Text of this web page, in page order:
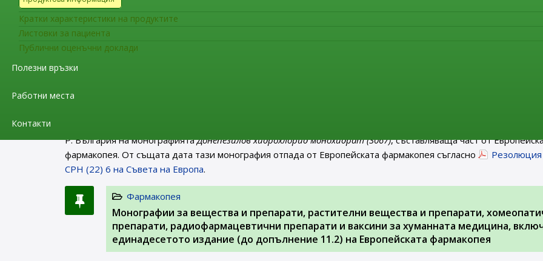
Кратки характеристики на продуктите
Листовки за пациента
Публични оценъчни доклади
Полезни връзки
Работни места
Контакти
отпада от Европейската фармакопея съгласно
Фармакопея
Р. България на монографиятаДонепезилов хидрохлорид монохидрат (3067), съставляваща част от
фармакопея. От същата дата тази монография отпада от Европейската фармакопея съгласно
Резолюция
CPH (22) 6 на Съвета на Европа.
Фармакопея
Монографии за вещества и препарати, растителни вещества и препарати,
препарати, радиофармацевтични препарати и ваксини за хуманната медицина,
единадесетото издание (до допълнение 11.2) на Европейската фармакопея